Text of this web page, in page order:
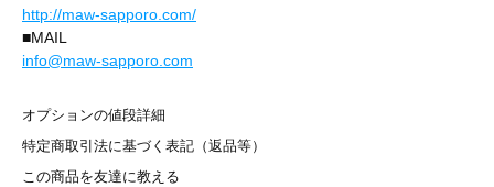
http://maw-sapporo.com/
■MAIL
info@maw-sapporo.com
オプションの値段詳細
特定商取引法に基づく表記（返品等）
この商品を友達に教える